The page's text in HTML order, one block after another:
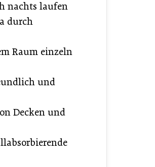
nachts laufen
durch
Raum einzeln
und
Decken und